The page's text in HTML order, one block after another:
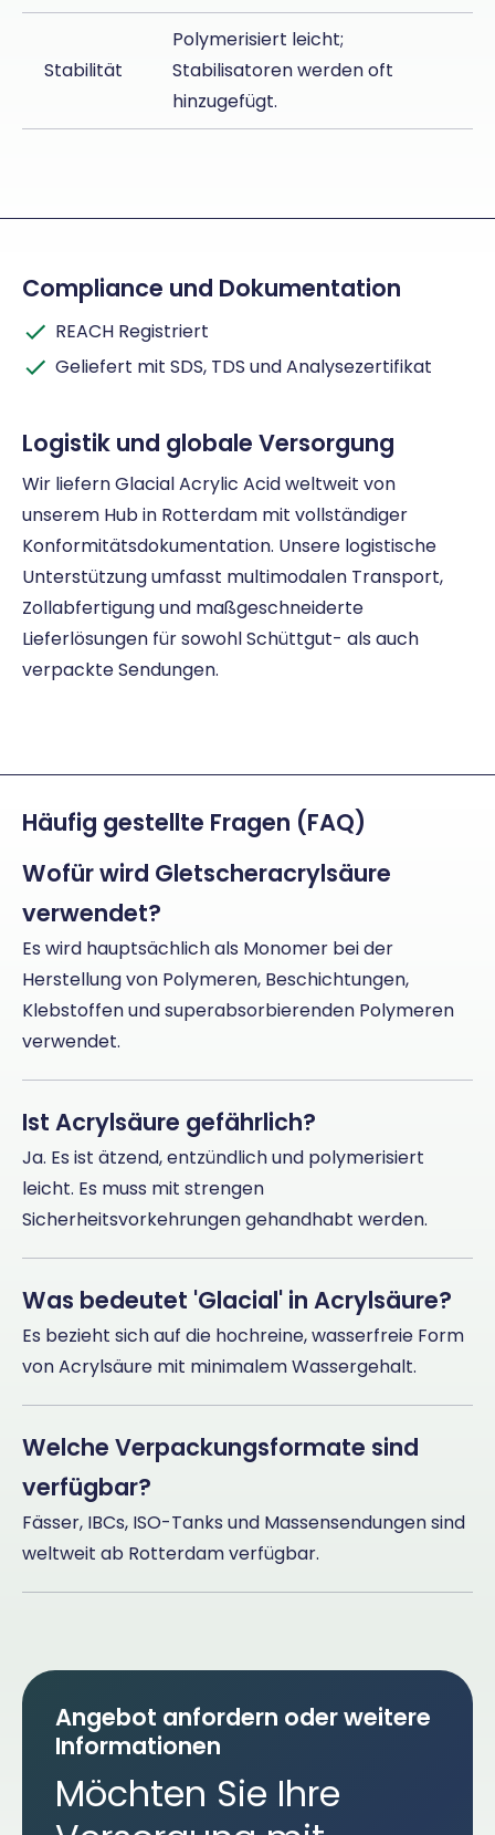
Stabilität
Polymerisiert leicht;
Stabilisatoren werden oft
hinzugefügt.
Compliance und Dokumentation
REACH Registriert
Geliefert mit SDS, TDS und Analysezertifikat
Logistik und globale Versorgung
Wir liefern Glacial Acrylic Acid weltweit von
unserem Hub in Rotterdam mit vollständiger
Konformitätsdokumentation. Unsere logistische
Unterstützung umfasst multimodalen Transport,
Zollabfertigung und maßgeschneiderte
Lieferlösungen für sowohl Schüttgut- als auch
verpackte Sendungen.
Häufig gestellte Fragen (FAQ)
Wofür wird Gletscheracrylsäure
verwendet?
Es wird hauptsächlich als Monomer bei der
Herstellung von Polymeren, Beschichtungen,
Klebstoffen und superabsorbierenden Polymeren
verwendet.
Ist Acrylsäure gefährlich?
Ja. Es ist ätzend, entzündlich und polymerisiert
leicht. Es muss mit strengen
Sicherheitsvorkehrungen gehandhabt werden.
Was bedeutet 'Glacial' in Acrylsäure?
Es bezieht sich auf die hochreine, wasserfreie Form
von Acrylsäure mit minimalem Wassergehalt.
Welche Verpackungsformate sind
verfügbar?
Fässer, IBCs, ISO-Tanks und Massensendungen sind
weltweit ab Rotterdam verfügbar.
Angebot anfordern oder weitere
Informationen
Möchten Sie Ihre